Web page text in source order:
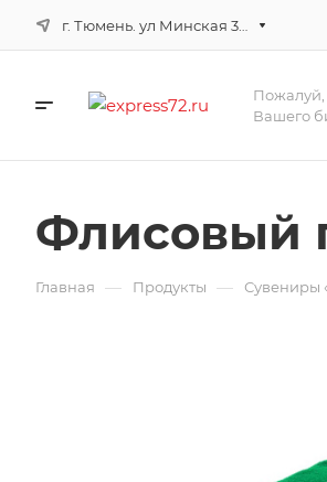
Пожалуй,
Вашего
Флисовый
Главная — Продукты — Сувениры